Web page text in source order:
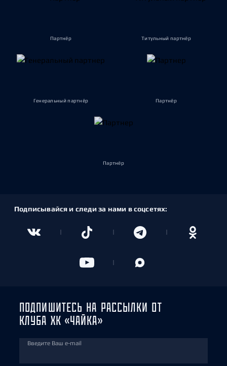
Партнёр Титульный партнёр
Генеральный партнёр Партнёр
Партнёр
Подписывайся и следи за нами в соцсетях:
ПОДПИШИТЕСЬ НА РАССЫЛКИ ОТ
КЛУБА ХК «ЧАЙКА»
Введите Ваш e-mail